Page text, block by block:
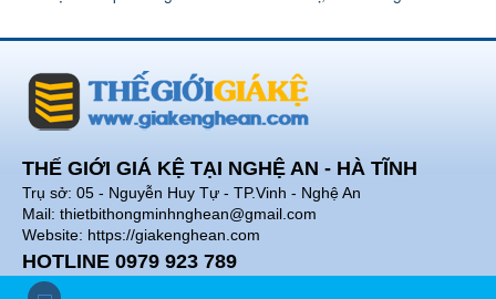
THẾ GIỚI GIÁ KỆ TẠI NGHỆ AN - HÀ TĨNH
Trụ sở: 05 - Nguyễn Huy Tự - TP.Vinh - Nghệ An
Mail: thietbithongminhnghean@gmail.com
Website: https://giakenghean.com
HOTLINE 0979 923 789